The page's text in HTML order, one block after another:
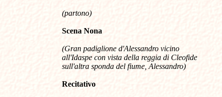
(partono)
Scena Nona
(Gran padiglione d'Alessandro vicino
all'Idaspe con vista della reggia di Cleofide
sull'altra sponda del fiume, Alessandro)
Recitativo